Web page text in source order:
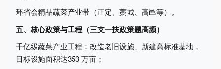
环省会精品蔬菜产业带（正定、藁城、高邑等）。
五、核心政策与工程（三支一扶政策题高频）
千亿级蔬菜产业工程：改造老旧设施、新建高标准基地，
目标设施面积达353 万亩；